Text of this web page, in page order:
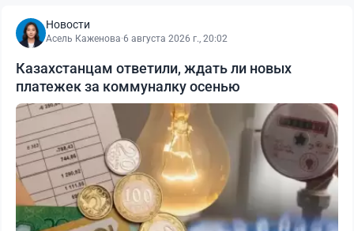
Новости
Асель Каженова·6 августа 2026 г., 20:02
Казахстанцам ответили, ждать ли новых
платежек за коммуналку осенью